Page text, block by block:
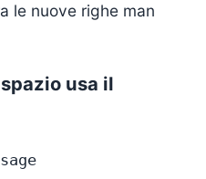
le nuove righe man
usa il